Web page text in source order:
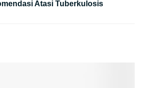
Atasi Tuberkulosis